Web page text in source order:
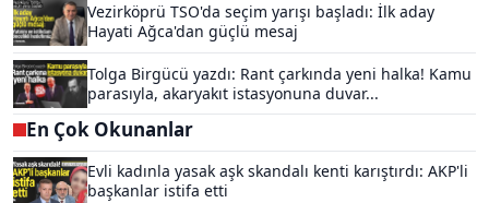
Vezirköprü TSO'da seçim yarışı başladı: İlk aday
Hayati Ağca'dan güçlü mesaj
Tolga Birgücü yazdı: Rant çarkında yeni halka! Kamu
parasıyla, akaryakıt istasyonuna duvar...
En Çok Okunanlar
Evli kadınla yasak aşk skandalı kenti karıştırdı: AKP'li
başkanlar istifa etti